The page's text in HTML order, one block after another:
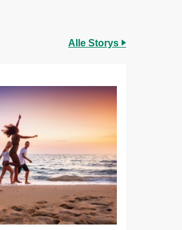
Alle Storys